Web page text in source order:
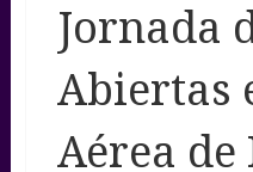
Jornada
Abiertas
Aérea